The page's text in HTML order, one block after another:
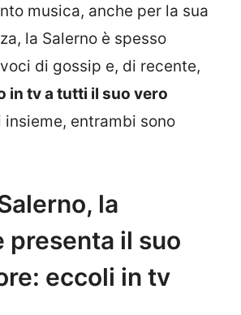
musica, anche per la sua
la Salerno è spesso
di gossip e, di recente,
in tv a tutti il suo vero
insieme, entrambi sono
la
presenta il suo
eccoli in tv